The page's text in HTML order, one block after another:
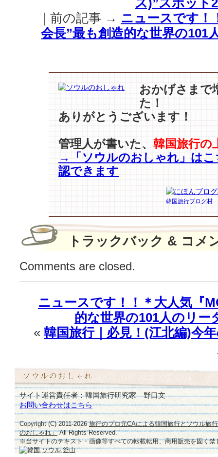
ン
の
優
良
コ
は
ス)”スポット
｜前の記事 → ニュースです！
会長”最も創造的な世界の101
おかげさまで
た！
ありがとうございます！
管理人が書いた、 韓国旅行の
→「ソウルのおしゃれ」はこ
認できます
韓国旅行ブログ村
トラックバック & コメ
Comments are closed.
ニュースです！！＊大人気『
的な世界の101人のリー
« 韓国旅行｜必見！(江北編)今
サイト運営責任者：韓国旅行研究家 野口文
お問い合わせはこちら
Copyright (C) 2011-2026旅行のプロ元CAによる韓国旅行とソウル旅
のおしゃれ」All Rights Reserved.
※当サイトのテキスト・画像等すべての転載転用、商用販売を固く禁